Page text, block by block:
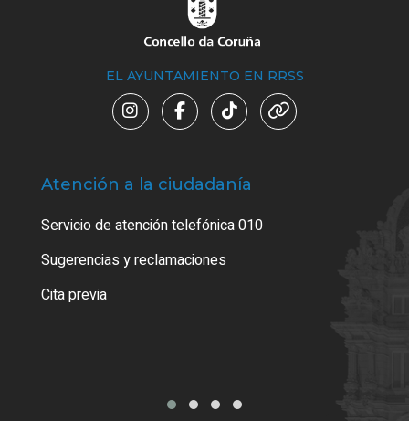
EL AYUNTAMIENTO EN RRSS
Atención a la ciudadanía
Servicio de atención telefónica 010
Sugerencias y reclamaciones
Cita previa